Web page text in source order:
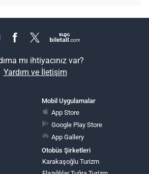
mı ihtiyacınız var?
Yardım ve İletişim
Mobil Uygulamalar
App Store
Google Play Store
App Gallery
Otobüs Şirketleri
Karakaşoğlu Turizm